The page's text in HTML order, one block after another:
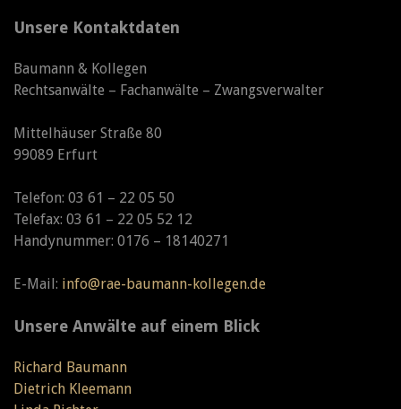
Unsere Kontaktdaten
Baumann & Kollegen
Rechtsanwälte – Fachanwälte – Zwangsverwalter
Mittelhäuser Straße 80
99089 Erfurt
Telefon: 03 61 – 22 05 50
Telefax: 03 61 – 22 05 52 12
Handynummer: 0176 – 18140271
E-Mail: info@rae-baumann-kollegen.de
Unsere Anwälte auf einem Blick
Richard Baumann
Dietrich Kleemann